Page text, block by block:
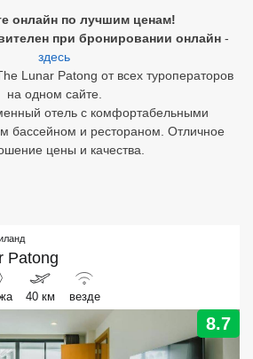
онлайн по лучшим ценам!
при бронировании онлайн -
здесь
Lunar Patong от всех туроператоров
на одном сайте.
отель с комфортабельными
бассейном и рестораном. Отличное
цены и качества.
Patong
40 км везде
8.7